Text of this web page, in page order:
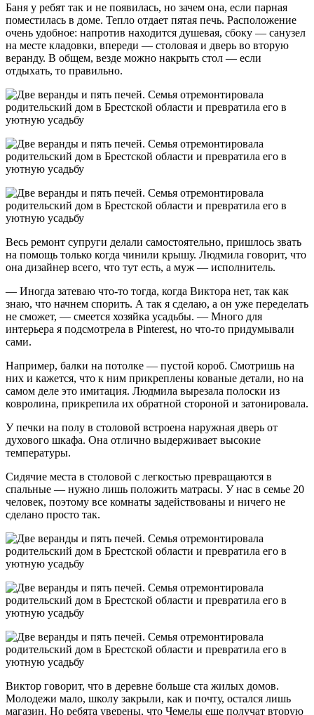
Баня у ребят так и не появилась, но зачем она, если парная
поместилась в доме. Тепло отдает пятая печь. Расположение
очень удобное: напротив находится душевая, сбоку — санузел
на месте кладовки, впереди — столовая и дверь во вторую
веранду. В общем, везде можно накрыть стол — если
отдыхать, то правильно.
Весь ремонт супруги делали самостоятельно, пришлось звать
на помощь только когда чинили крышу. Людмила говорит, что
она дизайнер всего, что тут есть, а муж — исполнитель.
— Иногда затеваю что-то тогда, когда Виктора нет, так как
знаю, что начнем спорить. А так я сделаю, а он уже переделать
не сможет, — смеется хозяйка усадьбы. — Много для
интерьера я подсмотрела в Pinterest, но что-то придумывали
сами.
Например, балки на потолке — пустой короб. Смотришь на
них и кажется, что к ним прикреплены кованые детали, но на
самом деле это имитация. Людмила вырезала полоски из
ковролина, прикрепила их обратной стороной и затонировала.
У печки на полу в столовой встроена наружная дверь от
духового шкафа. Она отлично выдерживает высокие
температуры.
Сидячие места в столовой с легкостью превращаются в
спальные — нужно лишь положить матрасы. У нас в семье 20
человек, поэтому все комнаты задействованы и ничего не
сделано просто так.
Виктор говорит, что в деревне больше ста жилых домов.
Молодежи мало, школу закрыли, как и почту, остался лишь
магазин. Но ребята уверены, что Чемелы еще получат вторую